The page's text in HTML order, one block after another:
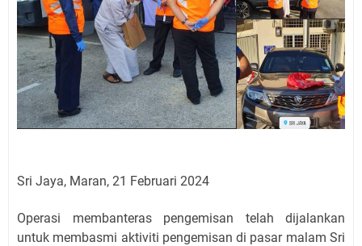
Sri Jaya, Maran, 21 Februari 2024
Operasi membanteras pengemisan telah dijalankan
untuk membasmi aktiviti pengemisan di pasar malam Sri